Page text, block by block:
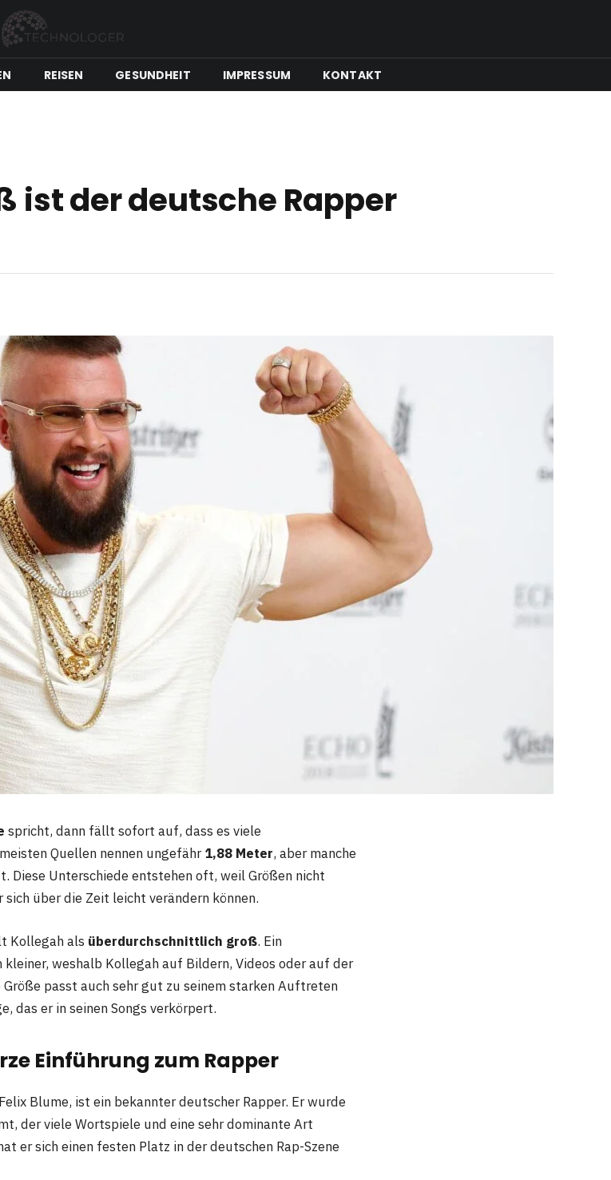
REISEN GESUNDHEIT IMPRESSUM KONTAKT
ist der deutsche Rapper
spricht, dann fällt sofort auf, dass es viele
Quellen nennen ungefähr1,88 Meter, aber manche
Diese Unterschiede entstehen oft, weil Größen nicht
über die Zeit leicht verändern können.
Kollegah als überdurchschnittlich groß. Ein
weshalb Kollegah auf Bildern, Videos oder auf der
passt auch sehr gut zu seinem starken Auftreten
das er in seinen Songs verkörpert.
Einführung zum Rapper
Blume, ist ein bekannter deutscher Rapper. Er wurde
der viele Wortspiele und eine sehr dominante Art
er sich einen festen Platz in der deutschen Rap-Szene